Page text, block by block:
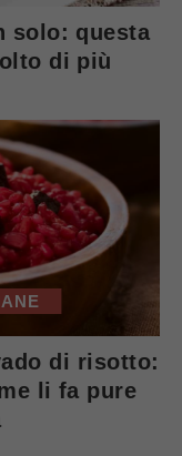
solo: questa
di più
di risotto:
li fa pure